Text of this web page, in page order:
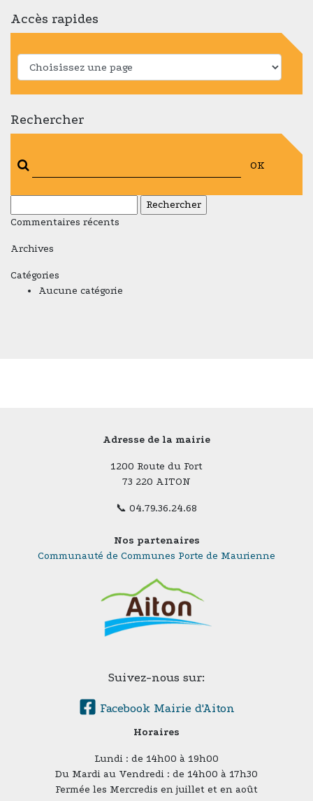
Accès rapides
Rechercher
OK
Commentaires récents
Archives
Catégories
Aucune catégorie
Adresse de la mairie
1200 Route du Fort
73 220 AITON
📞 04.79.36.24.68
Nos partenaires
Communauté de Communes Porte de Maurienne
Suivez-nous sur:
Facebook Mairie d'Aiton
Horaires
Lundi : de 14h00 à 19h00
Du Mardi au Vendredi : de 14h00 à 17h30
Fermée les Mercredis en juillet et en août